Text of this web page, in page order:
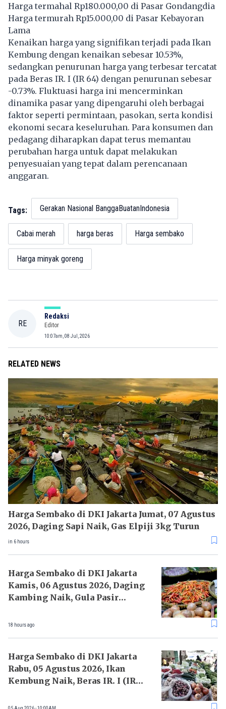
Harga termahal Rp180.000,00 di Pasar Gondangdia
Harga termurah Rp15.000,00 di Pasar Kebayoran
Lama
Kenaikan harga yang signifikan terjadi pada Ikan
Kembung dengan kenaikan sebesar 10.53%,
sedangkan penurunan harga yang terbesar tercatat
pada Beras IR. I (IR 64) dengan penurunan sebesar
-0.73%. Fluktuasi harga ini mencerminkan
dinamika pasar yang dipengaruhi oleh berbagai
faktor seperti permintaan, pasokan, serta kondisi
ekonomi secara keseluruhan. Para konsumen dan
pedagang diharapkan dapat terus memantau
perubahan harga untuk dapat melakukan
penyesuaian yang tepat dalam perencanaan
anggaran.
Tags: Gerakan Nasional BanggaBuatanIndonesia
Cabai merah harga beras Harga sembako
Harga minyak goreng
RE
Redaksi
Editor
10:07am, 08 Jul, 2026
RELATED NEWS
Harga Sembako di DKI Jakarta Jumat, 07 Agustus
2026, Daging Sapi Naik, Gas Elpiji 3kg Turun
in 6 hours
Harga Sembako di DKI Jakarta
Kamis, 06 Agustus 2026, Daging
Kambing Naik, Gula Pasir
18 hours ago
Harga Sembako di DKI Jakarta
Rabu, 05 Agustus 2026, Ikan
Kembung Naik, Beras IR. I (IR